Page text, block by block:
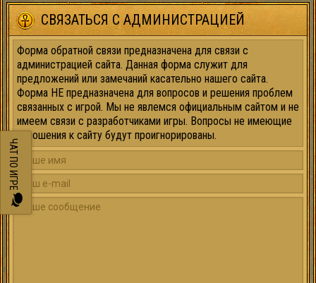
ЧАТ ПО ИГРЕ
СВЯЗАТЬСЯ С АДМИНИСТРАЦИЕЙ
Форма обратной связи предназначена для связи с
администрацией сайта. Данная форма служит для
предложений или замечаний касательно нашего сайта.
Форма НЕ предназначена для вопросов и решения проблем
связанных с игрой. Мы не явлемся официальным сайтом и не
имеем связи с разработчиками игры. Вопросы не имеющие
отношения к сайту будут проигнорированы.